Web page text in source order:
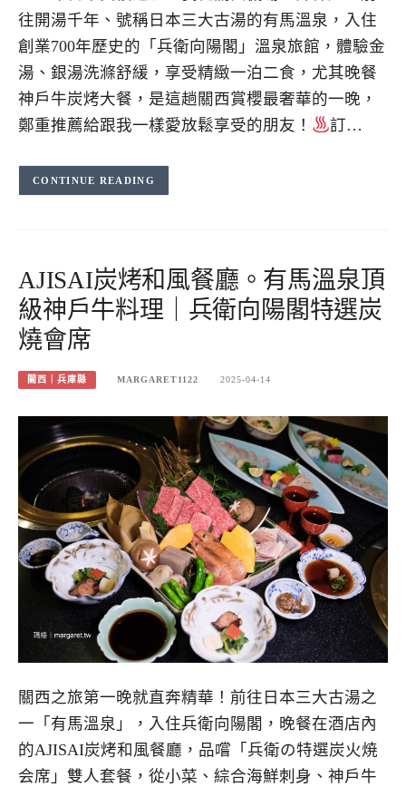
往開湯千年、號稱日本三大古湯的有馬溫泉，入住
創業700年歷史的「兵衛向陽閣」溫泉旅館，體驗金
湯、銀湯洗滌舒緩，享受精緻一泊二食，尤其晚餐
神戶牛炭烤大餐，是這趟關西賞櫻最奢華的一晚，
鄭重推薦給跟我一樣愛放鬆享受的朋友！
訂…
CONTINUE READING
AJISAI炭烤和風餐廳。有馬溫泉頂
級神戶牛料理｜兵衛向陽閣特選炭
燒會席
關西｜兵庫縣 MARGARET1122 2025-04-14
關西之旅第一晚就直奔精華！前往日本三大古湯之
一「有馬溫泉」，入住兵衛向陽閣，晚餐在酒店內
的AJISAI炭烤和風餐廳，品嚐「兵衛の特選炭火焼
会席」雙人套餐，從小菜、綜合海鮮刺身、神戶牛